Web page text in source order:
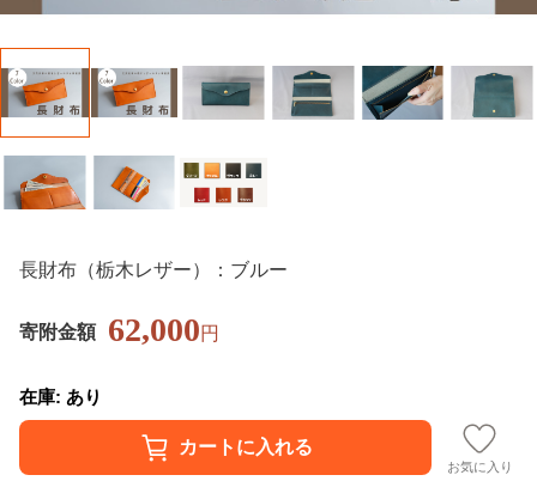
長財布（栃木レザー）：ブルー
寄附金額 62,000円
在庫: あり
お気に入り